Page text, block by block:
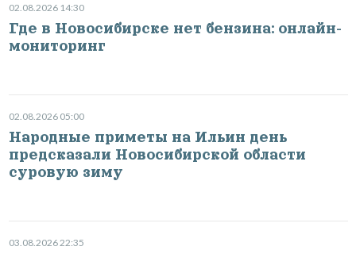
02.08.2026 14:30
Где в Новосибирске нет бензина: онлайн-
мониторинг
02.08.2026 05:00
Народные приметы на Ильин день
предсказали Новосибирской области
суровую зиму
03.08.2026 22:35